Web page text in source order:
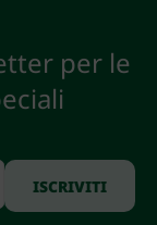
per le